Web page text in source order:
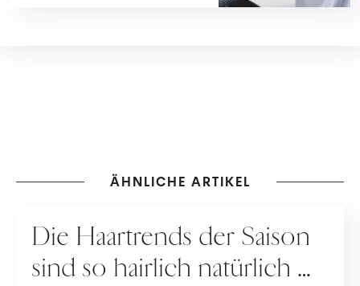
ÄHNLICHE ARTIKEL
Die Haartrends der Saison
sind so hairlich natürlich …